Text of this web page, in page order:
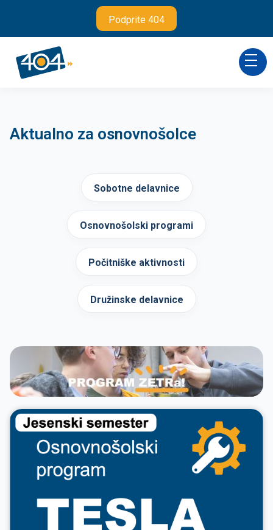
Podprite 404
Aktualno za osnovnošolce
Sobotne delavnice
Osnovnošolski programi
Počitniške aktivnosti
Družinske delavnice